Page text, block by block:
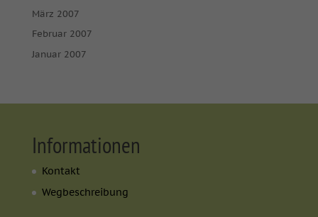
März 2007
Februar 2007
Januar 2007
Informationen
Kontakt
Wegbeschreibung